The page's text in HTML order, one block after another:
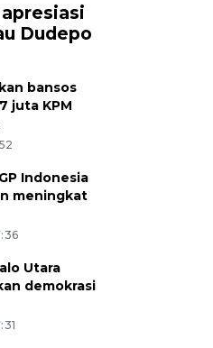
Dudepo
bansos
juta KPM
Indonesia
meningkat
Utara
demokrasi